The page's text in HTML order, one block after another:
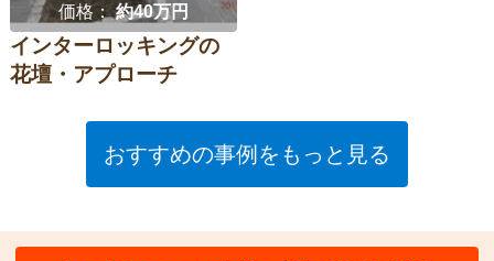
価格：約40万円
インターロッキングの
花壇・アプローチ
おすすめの事例をもっと見る